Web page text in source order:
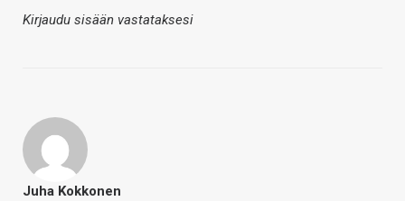
Kirjaudu sisään vastataksesi
Juha Kokkonen